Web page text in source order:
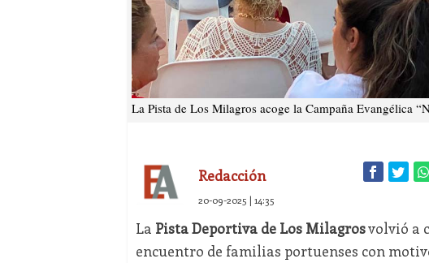
La Pista de Los Milagros acoge la Campaña Evangélica
Redacción
20-09-2025 | 14:35
La Pista Deportiva de Los Milagrosvolvió a
encuentro de familias portuenses con